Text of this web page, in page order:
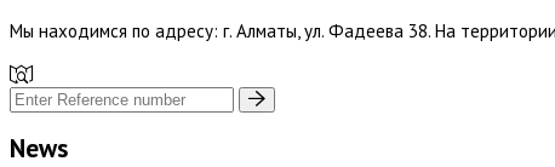
Мы находимся по адресу: г. Алматы, ул. Фадеева 38. На
News